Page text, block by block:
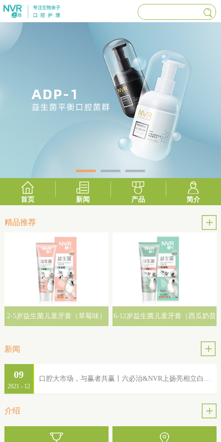
首页 新闻 产品 简介
精品推荐
2-5岁益生菌儿童牙膏（草莓味） 6-12岁益生菌儿童牙膏（西瓜奶昔
新闻
2021 - 12
09
介绍